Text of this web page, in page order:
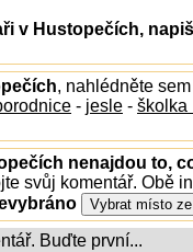
v Hustopečích,
, nahlédněte
- jesle - školka
nenajdou to,
svůj komentář. Obě
Buďte první...